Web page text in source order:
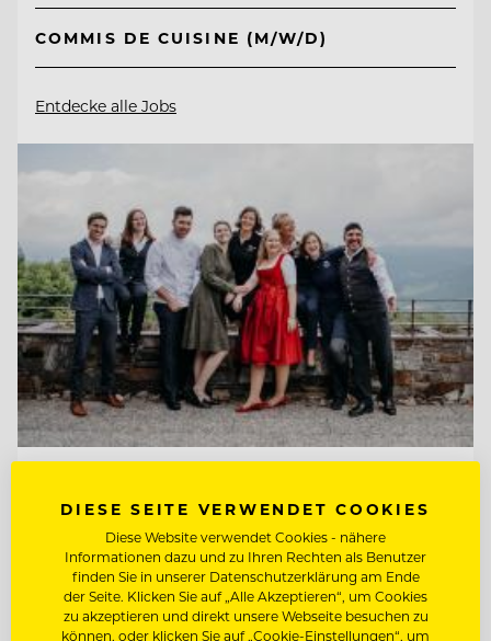
COMMIS DE CUISINE (M/W/D)
Entdecke alle Jobs
Kempinski Hotel Berchtesgaden
83471 Berchtesgaden, Deutschland
DIESE SEITE VERWENDET COOKIES
Diese Website verwendet Cookies - nähere
Informationen dazu und zu Ihren Rechten als Benutzer
finden Sie in unserer Datenschutzerklärung am Ende
der Seite. Klicken Sie auf „Alle Akzeptieren“, um Cookies
zu akzeptieren und direkt unsere Webseite besuchen zu
können, oder klicken Sie auf „Cookie-Einstellungen“, um